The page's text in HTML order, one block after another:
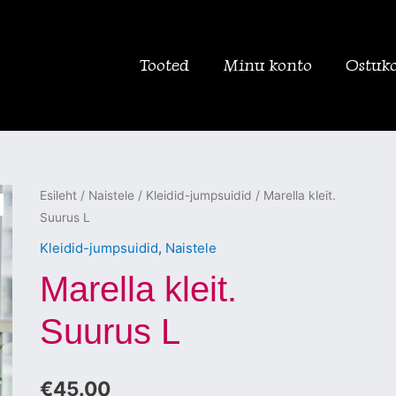
Tooted Minu konto
Esileht / Naistele/ Kleidid-jumpsuidid / Marella kleit.
Suurus L
Kleidid-jumpsuidid, Naistele
Marella kleit.
Suurus L
€45.00
Marella
kleit.
Suurus
kogus